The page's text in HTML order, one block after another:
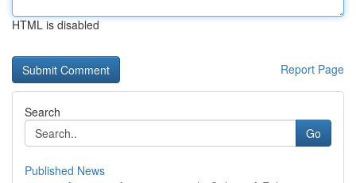
HTML is disabled
Report Page
Search
Go
Published News